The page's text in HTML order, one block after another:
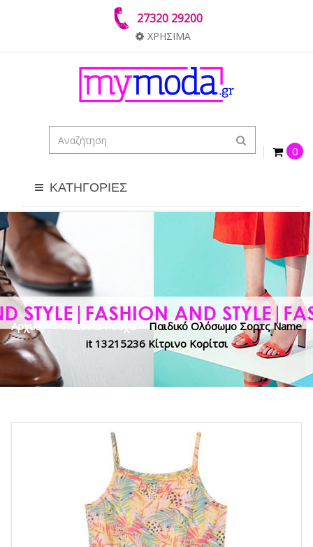
27320 29200
ΧΡΗΣΙΜΑ
0
ΚΑΤΗΓΟΡΙΕΣ
Αρχική > Παιδικά Ρούχα > Παιδικό Ολόσωμο Σορτς Name
it 13215236 Κίτρινο Κορίτσι